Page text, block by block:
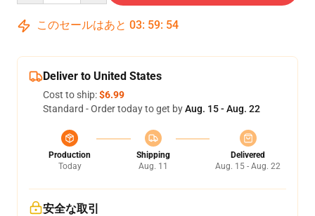
このセールはあと 03: 59: 53
Deliver to United States
Cost to ship:$6.99
Standard - Order today to get byAug. 15 - Aug. 22
Production
Today
Shipping
Aug. 11
Delivered
Aug. 15 - Aug. 22
安全な取引